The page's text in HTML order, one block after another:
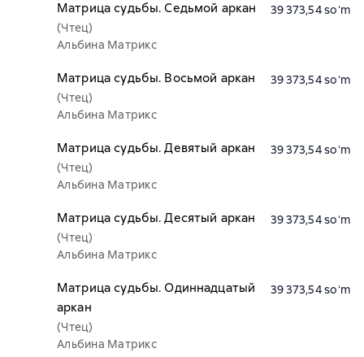
Матрица судьбы. Седьмой аркан
(Чтец)
Альбина Матрикс
39 373,54 soʻm
Матрица судьбы. Восьмой аркан
(Чтец)
Альбина Матрикс
39 373,54 soʻm
Матрица судьбы. Девятый аркан
(Чтец)
Альбина Матрикс
39 373,54 soʻm
Матрица судьбы. Десятый аркан
(Чтец)
Альбина Матрикс
39 373,54 soʻm
Матрица судьбы. Одиннадцатый
аркан
(Чтец)
Альбина Матрикс
39 373,54 soʻm